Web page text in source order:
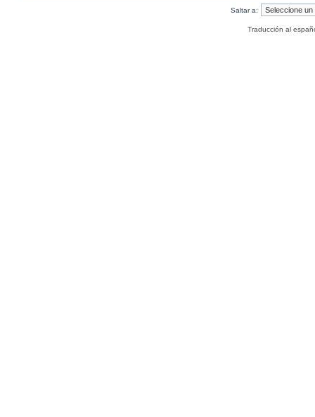
Saltar a:
Traducción al